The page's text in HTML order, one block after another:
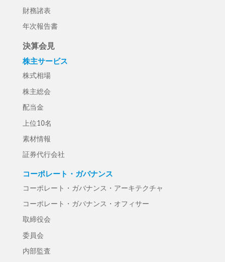
財務諸表
年次報告書
決算会見
株主サービス
株式相場
株主総会
配当金
上位10名
素材情報
証券代行会社
コーポレート・ガバナンス
コーポレート・ガバナンス・アーキテクチャ
コーポレート・ガバナンス・オフィサー
取締役会
委員会
内部監査